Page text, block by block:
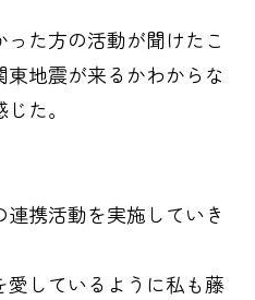
た方の活動が聞けたこ
地震が来るかわからな
た。
携活動を実施していき
しているように私も藤